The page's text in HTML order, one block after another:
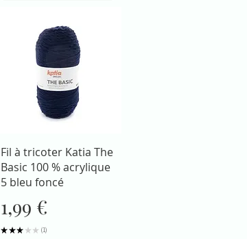
Aperçu rapide
Fil à tricoter Katia The
Basic 100 % acrylique
5 bleu foncé
Prix
1,99 €
★ ★★ ★ ★ 1
1